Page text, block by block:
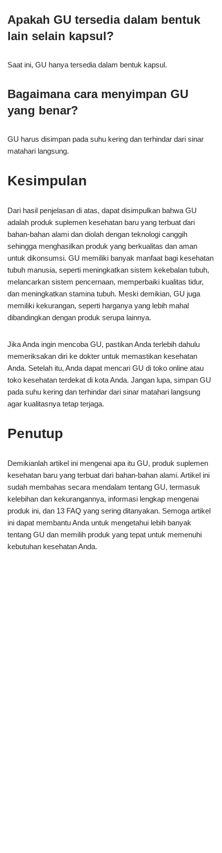
Apakah GU tersedia dalam bentuk
lain selain kapsul?
Saat ini, GU hanya tersedia dalam bentuk kapsul.
Bagaimana cara menyimpan GU
yang benar?
GU harus disimpan pada suhu kering dan terhindar dari sinar
matahari langsung.
Kesimpulan
Dari hasil penjelasan di atas, dapat disimpulkan bahwa GU
adalah produk suplemen kesehatan baru yang terbuat dari
bahan-bahan alami dan diolah dengan teknologi canggih
sehingga menghasilkan produk yang berkualitas dan aman
untuk dikonsumsi. GU memiliki banyak manfaat bagi kesehatan
tubuh manusia, seperti meningkatkan sistem kekebalan tubuh,
melancarkan sistem pencernaan, memperbaiki kualitas tidur,
dan meningkatkan stamina tubuh. Meski demikian, GU juga
memiliki kekurangan, seperti harganya yang lebih mahal
dibandingkan dengan produk serupa lainnya.
Jika Anda ingin mencoba GU, pastikan Anda terlebih dahulu
memeriksakan diri ke dokter untuk memastikan kesehatan
Anda. Setelah itu, Anda dapat mencari GU di toko online atau
toko kesehatan terdekat di kota Anda. Jangan lupa, simpan GU
pada suhu kering dan terhindar dari sinar matahari langsung
agar kualitasnya tetap terjaga.
Penutup
Demikianlah artikel ini mengenai apa itu GU, produk suplemen
kesehatan baru yang terbuat dari bahan-bahan alami. Artikel ini
sudah membahas secara mendalam tentang GU, termasuk
kelebihan dan kekurangannya, informasi lengkap mengenai
produk ini, dan 13 FAQ yang sering ditanyakan. Semoga artikel
ini dapat membantu Anda untuk mengetahui lebih banyak
tentang GU dan memilih produk yang tepat untuk memenuhi
kebutuhan kesehatan Anda.